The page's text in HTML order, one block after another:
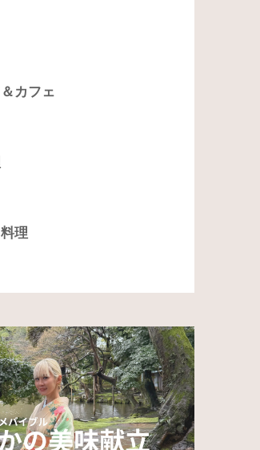
カフェ
理